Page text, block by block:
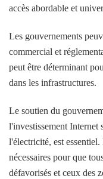
accès abordable et
Les gouvernements
commercial et
peut être déterminant
dans les infrastructures.
Le soutien du
l'investissement Internet
l'électricité, est
nécessaires pour que
défavorisés et ceux des